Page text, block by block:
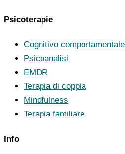
Psicoterapie
Cognitivo comportamentale
Psicoanalisi
EMDR
Terapia di coppia
Mindfulness
Terapia familiare
Info